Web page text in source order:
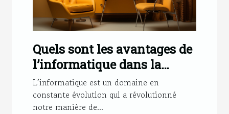
Quels sont les avantages de
l’informatique dans la
société ?
L’informatique est un domaine en
constante évolution qui a révolutionné
notre manière de...